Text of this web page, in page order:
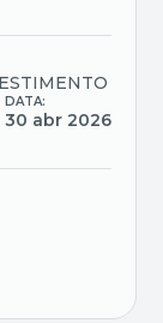
DATA:
30 abr 2026